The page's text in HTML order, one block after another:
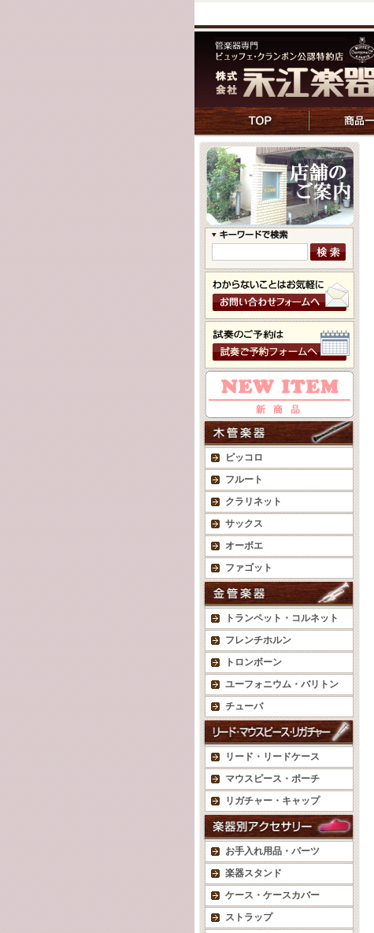
ピッコロ
フルート
クラリネット
サックス
オーボエ
ファゴット
トランペット・コルネット
フレンチホルン
トロンボーン
ユーフォニウム・バリトン
チューバ
リード・リードケース
マウスピース・ポーチ
リガチャー・キャップ
お手入れ用品・パーツ
楽器スタンド
ケース・ケースカバー
ストラップ